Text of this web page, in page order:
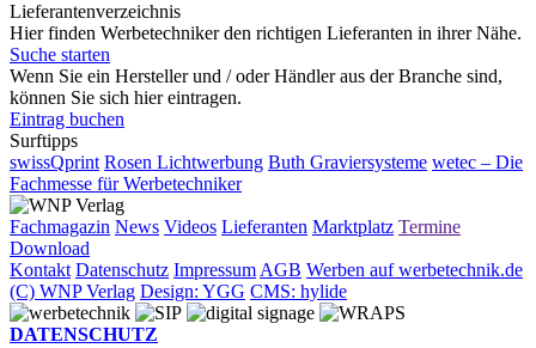
Lieferantenverzeichnis
Hier finden Werbetechniker den richtigen Lieferanten in ihrer Nähe.
Suche starten
Wenn Sie ein Hersteller und / oder Händler aus der Branche sind,
können Sie sich hier eintragen.
Eintrag buchen
Surftipps
swissQprint Rosen Lichtwerbung Buth Graviersysteme wetec – Die
Fachmesse für Werbetechniker
Fachmagazin News Videos Lieferanten Marktplatz Termine
Download
Kontakt Datenschutz ImpressumAGB Werben auf werbetechnik.de
(C) WNP Verlag Design: YGG CMS: hylide
DATENSCHUTZ